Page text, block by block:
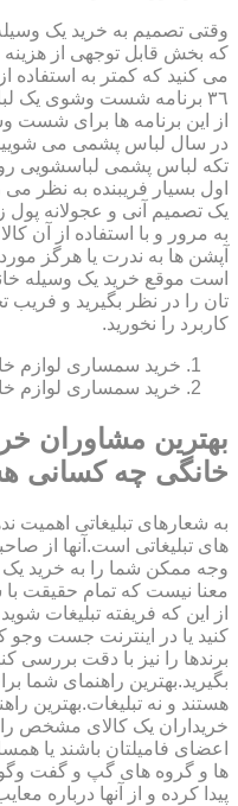
وقتی تصمیم به خرید یک
که بخش قابل توجهی از هزینه
می کنید که کمتر به استفاده
٣٦ برنامه شست وشوی یک
از این برنامه ها برای
در سال لباس پشمی می
تکه لباس پشمی لباسشویی
اول بسیار فریبنده به نظر
یک تصمیم آنی و عجولانه پول
به مرور و با استفاده از آن
آپشن ها به ندرت یا هرگز مورد
است موقع خرید یک وسیله
تان را در نظر بگیرید و
کاربرد را نخورید.
خرید سمساری لوازم
خرید سمساری لوازم
بهترین مشاوران
خانگی چه کسانی
به شعارهای تبلیغاتی
های تبلیغاتی است.آنها از
وجه ممکن شما را به خرید یک
معنا نیست که تمام حقیقت
از این که فریفته تبلیغات
کنید یا در اینترنت جست وجو
برندها را نیز با دقت بررسی
بگیرید.بهترین راهنمای شما
هستند و نه تبلیغات.بهترین
خریداران یک کالای مشخص
اعضای فامیلتان باشند یا
ها و گروه های گپ و گفت وگو
پیدا کرده و از آنها درباره